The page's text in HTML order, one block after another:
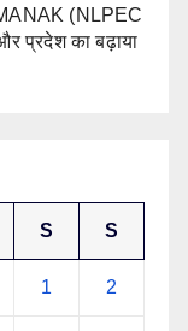
MANAK (NLPEC
प्रदेश का बढ़ाया
S S
1 2